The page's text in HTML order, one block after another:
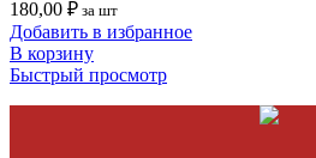
180,00 ₽ за шт
Добавить в избранное
В корзину
Быстрый просмотр